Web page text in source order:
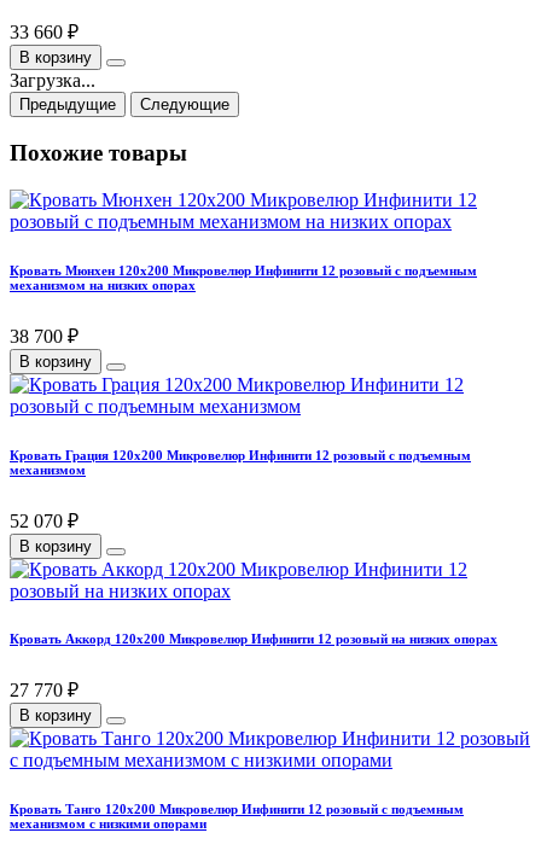
33 660 ₽
В корзину
Загрузка...
Предыдущие Следующие
Похожие товары
Кровать Мюнхен 120х200 Микровелюр Инфинити 12 розовый с подъемным
механизмом на низких опорах
38 700 ₽
В корзину
Кровать Грация 120х200 Микровелюр Инфинити 12 розовый с подъемным
механизмом
52 070 ₽
В корзину
Кровать Аккорд 120х200 Микровелюр Инфинити 12 розовый на низких опорах
27 770 ₽
В корзину
Кровать Танго 120х200 Микровелюр Инфинити 12 розовый с подъемным
механизмом с низкими опорами